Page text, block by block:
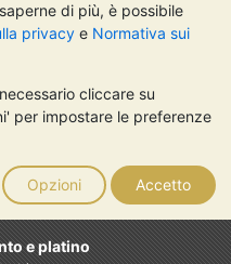
di più, è possibile
privacy e Normativa sui
cliccare su
per impostare le preferenze
Opzioni Accetto
e platino
può diminuire o
predittori dell'andamento
siti web di BullionVault o
una consulenza sugli
a un professionista per
preziosi è adatto alle proprie